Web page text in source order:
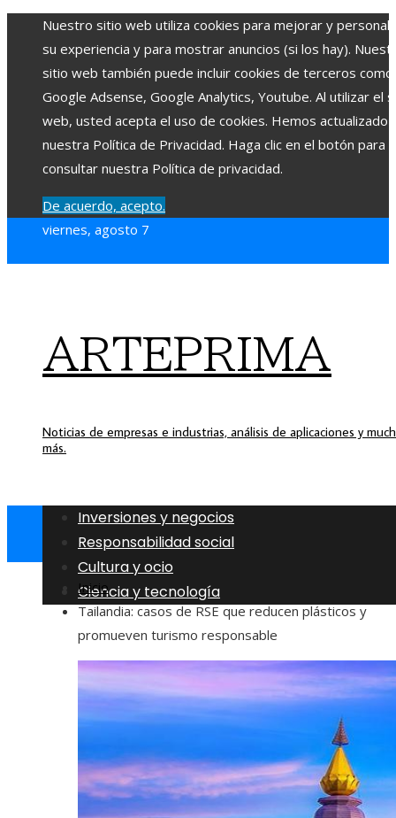
Nuestro sitio web utiliza cookies para mejorar y
su experiencia y para mostrar anuncios (si los hay).
sitio web también puede incluir cookies de terceros como
Google Adsense, Google Analytics, Youtube. Al utilizar el
web, usted acepta el uso de cookies. Hemos actualizado
nuestra Política de Privacidad. Haga clic en el botón para
consultar nuestra Política de privacidad.
De acuerdo, acepto.
viernes, agosto 7
ARTEPRIMA
Noticias de empresas e industrias, análisis de aplicaciones y
más.
Inversiones y negocios
Responsabilidad social
Cultura y ocio
Ciencia y tecnología
Inicio
Tailandia: casos de RSE que reducen plásticos y
promueven turismo responsable